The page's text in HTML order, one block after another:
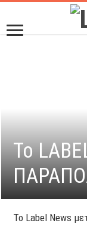
Το
Το Label News